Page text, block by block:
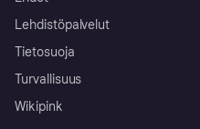
Lehdistöpalvelut
Tietosuoja
Turvallisuus
Wikipink